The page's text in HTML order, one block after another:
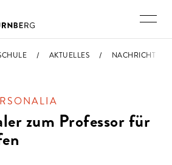
AKTUELLES NACHRICHT
zum Professor für